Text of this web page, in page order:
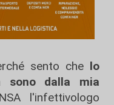
sento che lo
sono dalla mia
l'infettivologo